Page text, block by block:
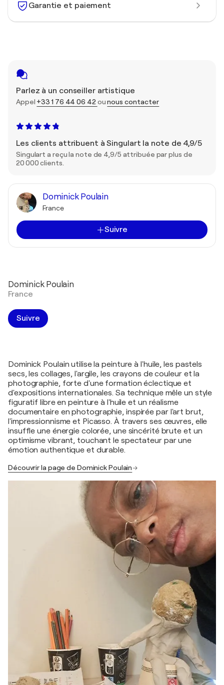
Garantie et paiement
Parlez à un conseiller artistique
Appel +33 1 76 44 06 42ounous contacter
Les clients attribuent à Singulart la note de 4,9/5
Singulart a reçu la note de 4,9/5 attribuée par plus de
20 000 clients.
Dominick Poulain
France
Suivre
Dominick Poulain
France
Suivre
Dominick Poulain utilise la peinture à l'huile, les pastels
secs, les collages, l'argile, les crayons de couleur et la
photographie, forte d'une formation éclectique et
d'expositions internationales. Sa technique mêle un style
figuratif libre en peinture à l'huile et un réalisme
documentaire en photographie, inspirée par l'art brut,
l'impressionnisme et Picasso. À travers ses œuvres, elle
insuffle une énergie colorée, une sincérité brute et un
optimisme vibrant, touchant le spectateur par une
émotion authentique et durable.
Découvrir la page de Dominick Poulain